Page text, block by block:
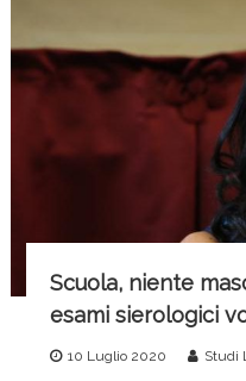
k
Scuola, niente
esami sierologici
10 Luglio 2020 Studi